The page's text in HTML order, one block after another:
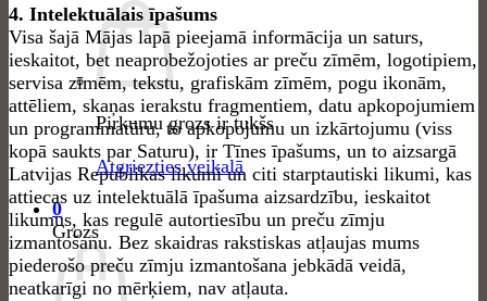
Pirkumu grozs ir tukšs
Atgriezties veikalā
0
Grozs
4. Intelektuālais īpašums
Visa šajā Mājas lapā pieejamā informācija un saturs,
ieskaitot, bet neaprobežojoties ar preču zīmēm, logotipiem,
servisa zīmēm, tekstu, grafiskām zīmēm, pogu ikonām,
attēliem, skaņas ierakstu fragmentiem, datu apkopojumiem
un programmatūru, to apkopojumu un izkārtojumu (viss
kopā saukts par Saturu), ir Tīnes īpašums, un to aizsargā
Latvijas Republikas likumi un citi starptautiski likumi, kas
attiecas uz intelektuālā īpašuma aizsardzību, ieskaitot
likumus, kas regulē autortiesību un preču zīmju
izmantošanu. Bez skaidras rakstiskas atļaujas mums
piederošo preču zīmju izmantošana jebkādā veidā,
neatkarīgi no mērķiem, nav atļauta.